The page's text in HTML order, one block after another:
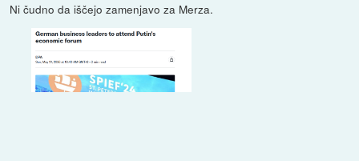
Ni čudno da iščejo zamenjavo za Merza.